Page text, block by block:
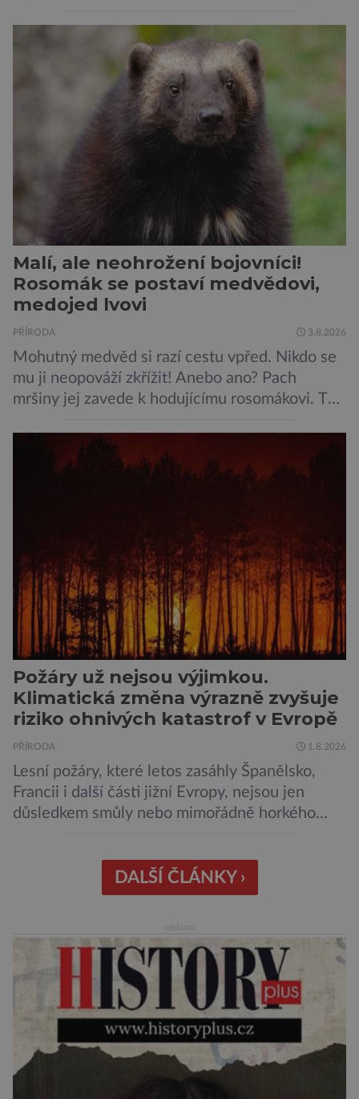
vačnatci, vyskytující se dnes již výhradně na
ostrově Tasmánie, si však takovou nálepku
vůbec nezaslouží. Fakticky se totiž spíše než o
zákeřné a nebezpečné vzteklouny jedná o
plaché živočichy. Velikostně […]
Malí, ale neohrožení bojovníci!
Rosomák se postaví medvědovi,
medojed lvovi
PŘÍRODA 3.8.2026
Mohutný medvěd si razí cestu vpřed. Nikdo se
mu ji neopováží zkřížit! Anebo ano? Pach
mršiny jej zavede k hodujícímu rosomákovi. Ten
velikostní rozdíl mezi nimi je značný, statečná
„lasice“ je odhodlána bránit svou kořist.
Nedosahují nijak impozantní velikosti, jde spíše
Požáry už nejsou výjimkou.
Klimatická změna výrazně zvyšuje
riziko ohnivých katastrof v Evropě
PŘÍRODA 1.8.2026
Lesní požáry, které letos zasáhly Španělsko,
Francii i další části jižní Evropy, nejsou jen
důsledkem smůly nebo mimořádně horkého
klimatická změna zásadně zvyšuje
pravděpodobnost vzniku podmínek, ve kterých
zvladatelný. Vědci analyzovali kombinaci
vysokých teplot, dlouhodobého […]
DALŠÍ ČLÁNKY ›